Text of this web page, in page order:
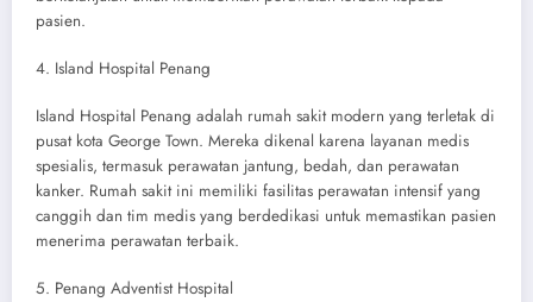
pasien.
4. Island Hospital Penang
Island Hospital Penang adalah rumah sakit modern yang terletak di
pusat kota George Town. Mereka dikenal karena layanan medis
spesialis, termasuk perawatan jantung, bedah, dan perawatan
kanker. Rumah sakit ini memiliki fasilitas perawatan intensif yang
canggih dan tim medis yang berdedikasi untuk memastikan pasien
menerima perawatan terbaik.
5. Penang Adventist Hospital